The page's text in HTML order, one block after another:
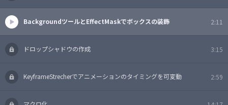
BackgroundツールとEffectMaskでボックスの装飾 2:11
ドロップシャドウの作成 3:15
KeyframeStrecherでアニメーションのタイミングを可変動 2:59